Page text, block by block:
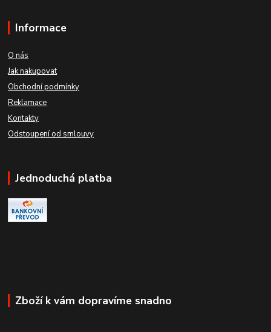
Informace
O nás
Jak nakupovat
Obchodní podmínky
Reklamace
Kontakty
Odstoupení od smlouvy
Jednoduchá platba
Zboží k vám dopravíme snadno